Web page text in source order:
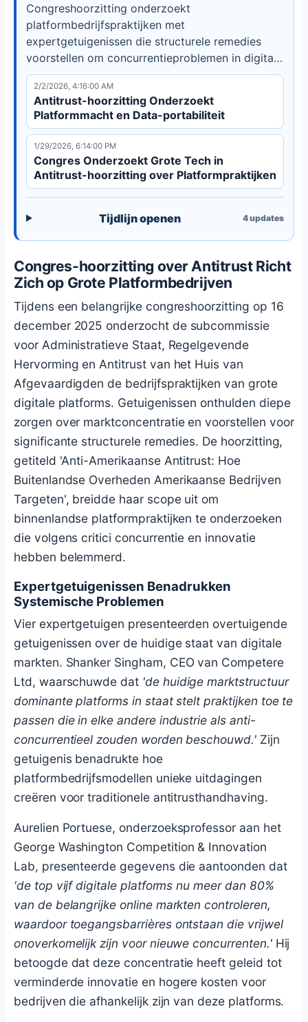
Congreshoorzitting onderzoekt
platformbedrijfspraktijken met
expertgetuigenissen die structurele remedies
voorstellen om concurrentieproblemen in digitale
markten aan te pakken.
2/2/2026, 4:16:00 AM
Antitrust-hoorzitting Onderzoekt
Platformmacht en Data-portabiliteit
1/29/2026, 6:14:00 PM
Congres Onderzoekt Grote Tech in
Antitrust-hoorzitting over Platformpraktijken
Tijdlijn openen 4updates
Congres-hoorzitting over Antitrust Richt
Zich op Grote Platformbedrijven
Tijdens een belangrijke congreshoorzitting op 16
december 2025 onderzocht de subcommissie
voor Administratieve Staat, Regelgevende
Hervorming en Antitrust van het Huis van
Afgevaardigden de bedrijfspraktijken van grote
digitale platforms. Getuigenissen onthulden diepe
zorgen over marktconcentratie en voorstellen voor
significante structurele remedies. De hoorzitting,
getiteld 'Anti-Amerikaanse Antitrust: Hoe
Buitenlandse Overheden Amerikaanse Bedrijven
Targeten', breidde haar scope uit om
binnenlandse platformpraktijken te onderzoeken
die volgens critici concurrentie en innovatie
hebben belemmerd.
Expertgetuigenissen Benadrukken
Systemische Problemen
Vier expertgetuigen presenteerden overtuigende
getuigenissen over de huidige staat van digitale
markten. Shanker Singham, CEO van Competere
Ltd, waarschuwde dat 'de huidige marktstructuur
dominante platforms in staat stelt praktijken toe te
passen die in elke andere industrie als anti-
concurrentieel zouden worden beschouwd.'Zijn
getuigenis benadrukte hoe
platformbedrijfsmodellen unieke uitdagingen
creëren voor traditionele antitrusthandhaving.
Aurelien Portuese, onderzoeksprofessor aan het
George Washington Competition & Innovation
Lab, presenteerde gegevens die aantoonden dat
'de top vijf digitale platforms nu meer dan 80%
van de belangrijke online markten controleren,
waardoor toegangsbarrières ontstaan die vrijwel
onoverkomelijk zijn voor nieuwe concurrenten.'Hij
betoogde dat deze concentratie heeft geleid tot
verminderde innovatie en hogere kosten voor
bedrijven die afhankelijk zijn van deze platforms.